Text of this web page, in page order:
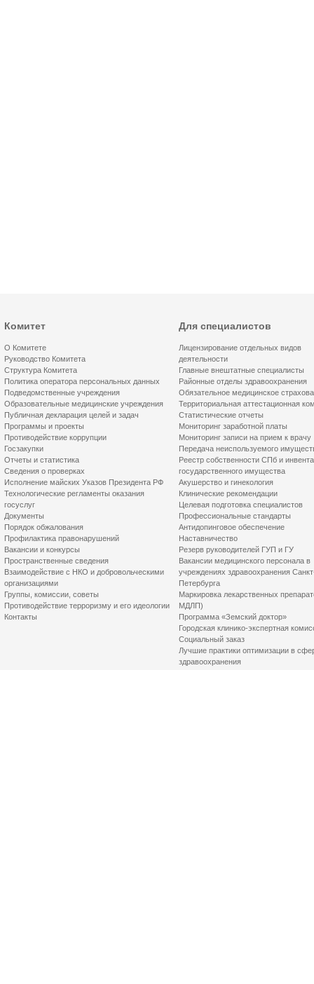
Комитет
О Комитете
Руководство Комитета
Структура Комитета
Политика оператора персональных данных
Подведомственные учреждения
Образовательные медицинские учреждения
Публичная декларация целей и задач
Программы и проекты
Противодействие коррупции
Госзакупки
Отчеты и статистика
Сведения о проверках
Исполнение майских Указов Президента РФ
Технологические регламенты оказания
госуслуг
Документы
Порядок обжалования
Профилактика правонарушений
Вакансии и конкурсы
Пространственные сведения
Взаимодействие с НКО и добровольческими
организациями
Группы, комиссии, советы
Противодействие терроризму и его идеологии
Контакты
Для специалистов
Лицензирование отдельных видов
деятельности
Главные внештатные специалисты
Районные отделы здравоохранения
Обязательное медицинское
Территориальная аттестационная
Статистические отчеты
Мониторинг заработной платы
Мониторинг записи на прием к врачу
Передача неиспользуемого
Реестр собственности СПб и
государственного имущества
Акушерство и гинекология
Клинические рекомендации
Целевая подготовка специалистов
Профессиональные стандарты
Антидопинговое обеспечение
Наставничество
Резерв руководителей ГУП и ГУ
Вакансии медицинского персонала в
учреждениях здравоохранения
Петербурга
Маркировка лекарственных
МДЛП)
Программа «Земский доктор»
Городская клинико-экспертная
Социальный заказ
Лучшие практики оптимизации в
здравоохранения